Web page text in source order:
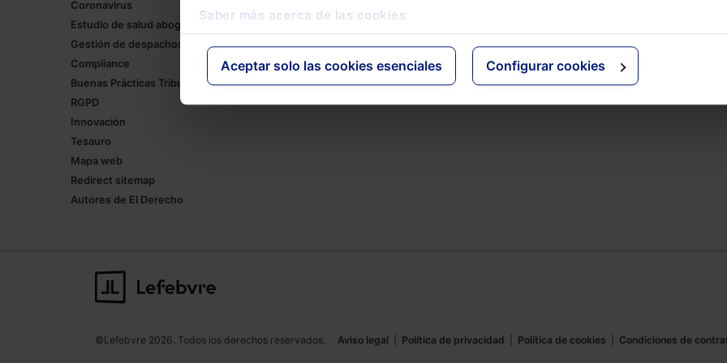
Saber más acerca de las cookies
Aceptar solo las cookies esenciales Configurar cookies
Coronavirus
Estudio de salud abogacía
Gestión de despachos
Compliance
Buenas Prácticas Tributarias
RGPD
Innovación
Tesauro
Mapa web
Redirect sitemap
Autores de El Derecho
Formación
Empleos
Blog de Actualidad
©Lefebvre 2026. Todos los derechos reservados. Aviso legal Política de privacidad Política de cookies Condiciones de